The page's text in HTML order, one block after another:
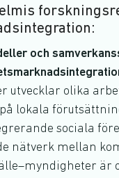
och
utvecklar olika
lokala
sociala
nätverk mellan
är